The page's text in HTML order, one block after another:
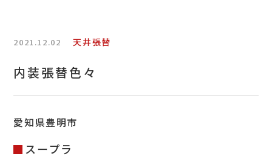
お問い合わせ
特定商取引表示
新着情報
施工例
2021.12.02 天井張替
内装張替色々
愛知県豊明市
スープラ